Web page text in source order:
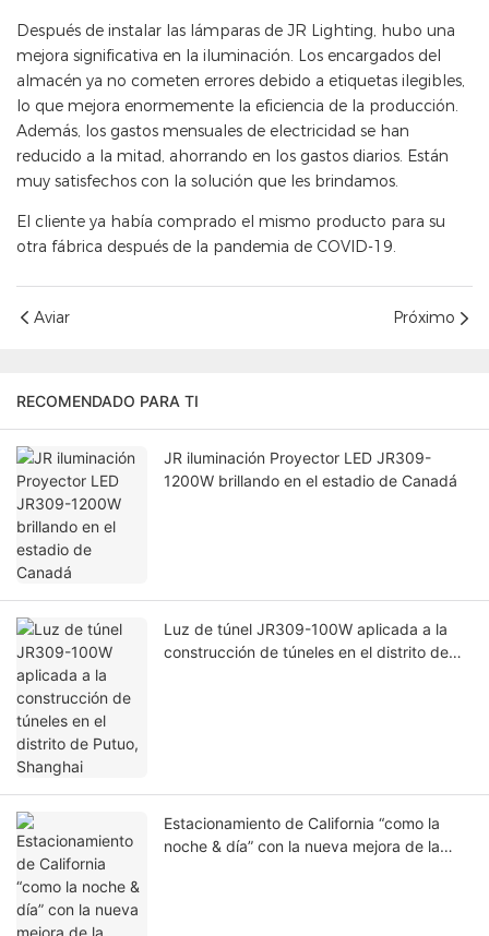
Después de instalar las lámparas de JR Lighting, hubo una
mejora significativa en la iluminación. Los encargados del
almacén ya no cometen errores debido a etiquetas ilegibles,
lo que mejora enormemente la eficiencia de la producción.
Además, los gastos mensuales de electricidad se han
reducido a la mitad, ahorrando en los gastos diarios. Están
muy satisfechos con la solución que les brindamos.
El cliente ya había comprado el mismo producto para su
otra fábrica después de la pandemia de COVID-19.
Aviar Próximo
RECOMENDADO PARA TI
JR iluminación Proyector LED JR309-
1200W brillando en el estadio de Canadá
Luz de túnel JR309-100W aplicada a la
construcción de túneles en el distrito de
Estacionamiento de California “como la
noche & día” con la nueva mejora de la